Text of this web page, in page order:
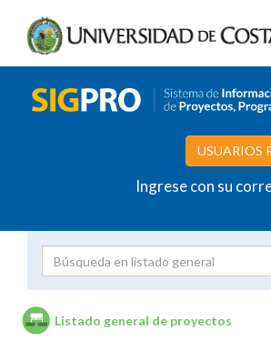
USUARIOS
Ingrese con su
Listado general de proyectos